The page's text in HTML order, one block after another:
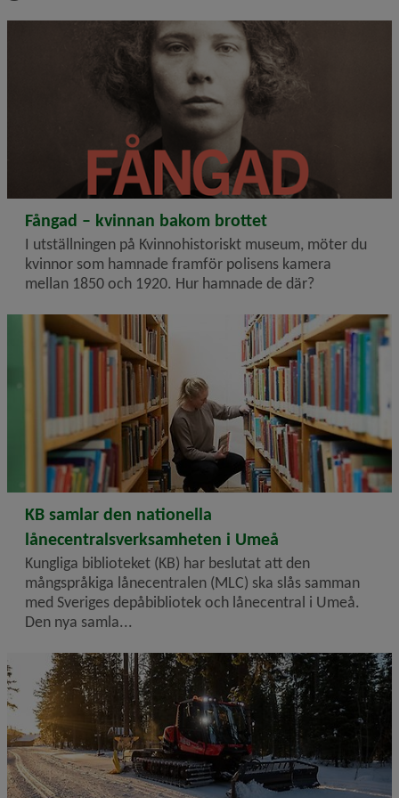
2026-02-25
Fångad – kvinnan bakom brottet
I utställningen på Kvinnohistoriskt museum, möter du
kvinnor som hamnade framför polisens kamera
mellan 1850 och 1920. Hur hamnade de där?
2026-02-23
KB samlar den nationella
lånecentralsverksamheten i Umeå
Kungliga biblioteket (KB) har beslutat att den
mångspråkiga lånecentralen (MLC) ska slås samman
med Sveriges depåbibliotek och lånecentral i Umeå.
Den nya samla...